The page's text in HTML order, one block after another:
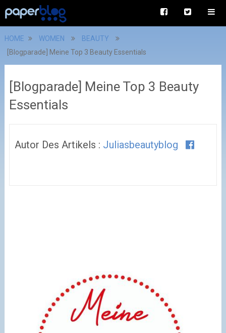
HOME WOMEN
BEAUTY
[Blogparade] Meine Top 3 Beauty Essentials
[Blogparade] Meine Top 3 Beauty
Essentials
Autor Des Artikels : Juliasbeautyblog